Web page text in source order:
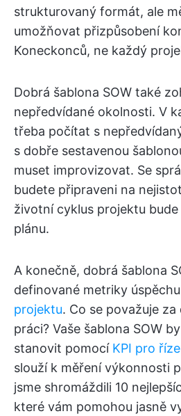
strukturovaný formát, ale
umožňovat přizpůsobení
Koneckonců, ne každý
Dobrá šablona SOW také
nepředvídané okolnosti. V
třeba počítat s
s dobře sestavenou
muset improvizovat. Se
budete připraveni na
životní cyklus projektu
plánu.
A konečně, dobrá šablona
definované metriky
projektu. Co se považuje
práci? Vaše šablona SOW
stanovit pomocí KPI pro
slouží k měření výkonnosti
jsme shromáždili 10
které vám pomohou jasně